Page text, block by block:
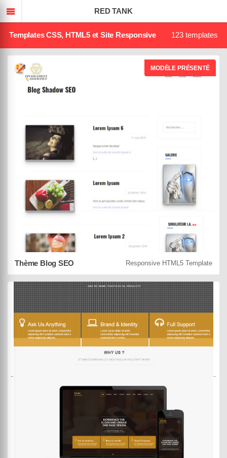
Templates CSS, HTML5 et Site Responsive 123 templates
Thème Blog SEO Responsive HTML5 Template
MODÈLE PRÉSENTÉ
MowXml Black Panda
ACHETER
MowXml Black Panda
TEMPLATED
RED TANK